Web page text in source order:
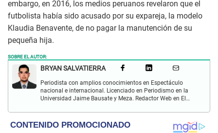
embargo, en 2016, los medios peruanos revelaron que el
futbolista había sido acusado por su expareja, la modelo
Klaudia Benavente, de no pagar la manutención de su
pequeña hija.
SOBRE EL AUTOR:
BRYAN SALVATIERRA
Periodista con amplios conocimientos en Espectáculo
nacional e internacional. Licenciado en Periodismo en la
Universidad Jaime Bausate y Meza. Redactor Web en El
películas, series, videojuegos y espectáculo.